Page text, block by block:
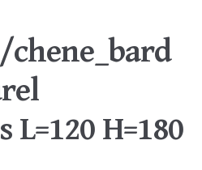
L=120 H=180